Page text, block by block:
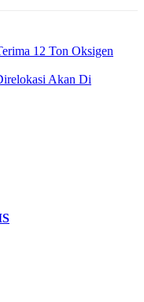
12 Ton Oksigen
Akan Di